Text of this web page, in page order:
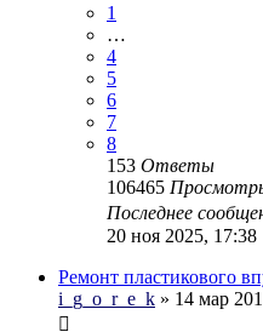
1
…
4
5
6
7
8
153 Ответы
106465
Последнее
20 ноя 2025, 17:38
Ремонт пластикового
i_g_o_r_e_k » 14 мар